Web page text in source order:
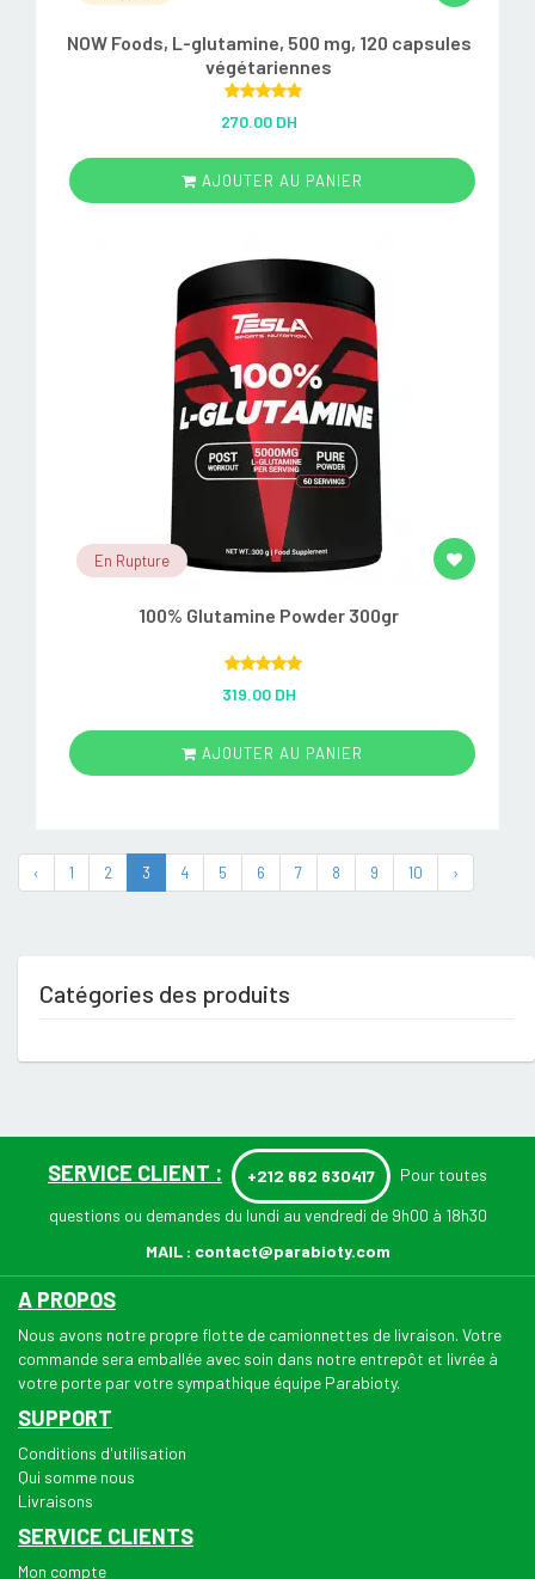
NOW Foods, L-glutamine, 500 mg, 120 capsules
végétariennes
out of 5
270.00 DH
AJOUTER AU PANIER
En Rupture
100% Glutamine Powder 300gr
out of 5
319.00 DH
AJOUTER AU PANIER
‹ 1 2 3 4 5 6 7 8 9 10 ›
Catégories des produits
SERVICE CLIENT : +212 662 630417 Pour toutes
questions ou demandes du lundi au vendredi de 9h00 à 18h30
MAIL : contact@parabioty.com
A PROPOS
Nous avons notre propre flotte de camionnettes de livraison. Votre
commande sera emballée avec soin dans notre entrepôt et livrée à
votre porte par votre sympathique équipe Parabioty.
SUPPORT
Conditions d'utilisation
Qui somme nous
Livraisons
SERVICE CLIENTS
Mon compte